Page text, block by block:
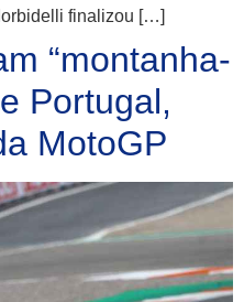
finalizou […]
“montanha-
Portugal,
MotoGP